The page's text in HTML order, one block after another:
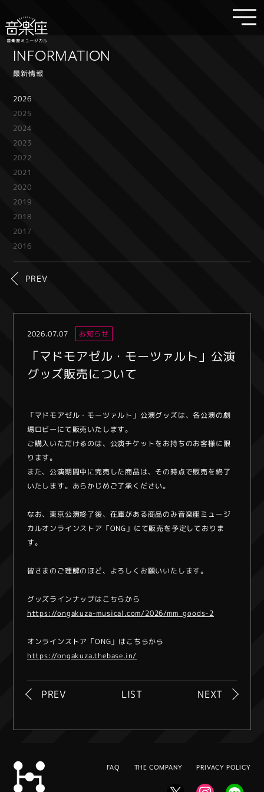
INFORMATION
最新情報
2026
2025
2024
2023
2022
2021
2020
2019
2018
2017
2016
PREV
2026.07.07 お知らせ
「マドモアゼル・モーツァルト」公演
グッズ販売について
「マドモアゼル・モーツァルト」公演グッズは、各公演の劇
場ロビーにて販売いたします。
ご購入いただけるのは、公演チケットをお持ちのお客様に限
ります。
また、公演期間中に完売した商品は、その時点で販売を終了
いたします。あらかじめご了承ください。
なお、東京公演終了後、在庫がある商品のみ音楽座ミュージ
カルオンラインストア「ONG」にて販売を予定しておりま
す。
皆さまのご理解のほど、よろしくお願いいたします。
グッズラインナップはこちらから
https://ongakuza-musical.com/2026/mm_goods-2
オンラインストア「ONG」はこちらから
https://ongakuza.thebase.in/
PREV LIST NEXT
FAQ THE COMPANY PRIVACY POLICY